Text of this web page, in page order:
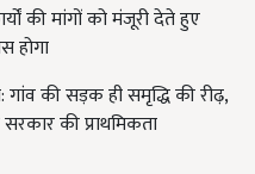
की मांगों को मंजूरी देते हुए
होगा
की सड़क ही समृद्धि की रीढ़,
की प्राथमिकता